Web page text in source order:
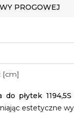
PROGOWEJ
[cm]
płytek 1194,5S
estetyczne